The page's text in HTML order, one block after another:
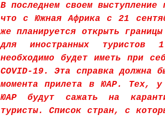
В последнем своем
что с Южная Африка с 21
же планируется открыть
для иностранных туристов
необходимо будет иметь при
COVID-19. Эта справка должна
момента прилета в ЮАР. Тех,
ЮАР будут сажать на
туристы. Список стран, с